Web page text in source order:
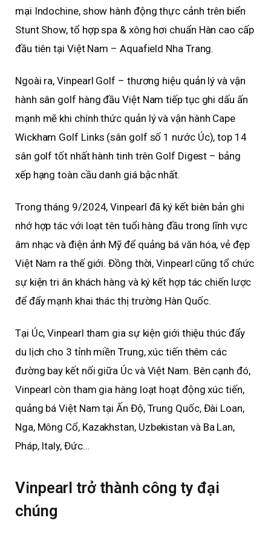
mại Indochine, show hành động thực cảnh trên biển
Stunt Show, tổ hợp spa & xông hơi chuẩn Hàn cao cấp
đầu tiên tại Việt Nam – Aquafield Nha Trang.
Ngoài ra, Vinpearl Golf – thương hiệu quản lý và vận
hành sân golf hàng đầu Việt Nam tiếp tục ghi dấu ấn
mạnh mẽ khi chính thức quản lý và vận hành Cape
Wickham Golf Links (sân golf số 1 nước Úc), top 14
sân golf tốt nhất hành tinh trên Golf Digest – bảng
xếp hạng toàn cầu danh giá bậc nhất.
Trong tháng 9/2024, Vinpearl đã ký kết biên bản ghi
nhớ hợp tác với loạt tên tuổi hàng đầu trong lĩnh vực
âm nhạc và điện ảnh Mỹ để quảng bá văn hóa, vẻ đẹp
Việt Nam ra thế giới. Đồng thời, Vinpearl cũng tổ chức
sự kiện tri ân khách hàng và ký kết hợp tác chiến lược
để đẩy mạnh khai thác thị trường Hàn Quốc.
Tại Úc, Vinpearl tham gia sự kiện giới thiệu thúc đẩy
du lịch cho 3 tỉnh miền Trung, xúc tiến thêm các
đường bay kết nối giữa Úc và Việt Nam. Bên cạnh đó,
Vinpearl còn tham gia hàng loạt hoạt động xúc tiến,
quảng bá Việt Nam tại Ấn Độ, Trung Quốc, Đài Loan,
Nga, Mông Cổ, Kazakhstan, Uzbekistan và Ba Lan,
Pháp, Italy, Đức…
Vinpearl trở thành công ty đại
chúng